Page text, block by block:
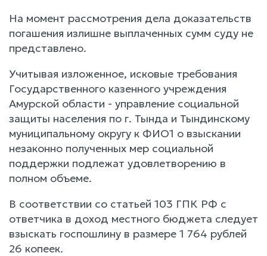
На момент рассмотрения дела доказательств
погашения излишне выплаченных сумм суду не
представлено.
Учитывая изложенное, исковые требования
Государственного казенного учреждения
Амурской области - управление социальной
защиты населения по г. Тында и Тындинскому
муниципальному округу к ФИО1 о взыскании
незаконно полученных мер социальной
поддержки подлежат удовлетворению в
полном объеме.
В соответствии со статьей 103 ГПК РФ с
ответчика в доход местного бюджета следует
взыскать госпошлину в размере 1 764 рублей
26 копеек.